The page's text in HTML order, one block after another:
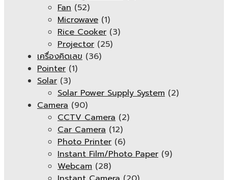
Fan (52)
Microwave (1)
Rice Cooker (3)
Projector (25)
เครื่องคิดเลข (36)
Pointer (1)
Solar (3)
Solar Power Supply System (2)
Camera (90)
CCTV Camera (2)
Car Camera (12)
Photo Printer (6)
Instant Film/Photo Paper (9)
Webcam (28)